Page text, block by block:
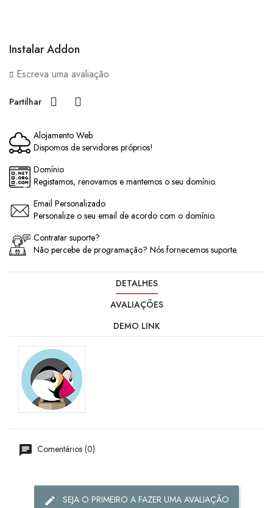
Instalar Addon
Escreva uma avaliação
Partilhar
Alojamento Web
Dispomos de servidores próprios!
Domínio
Registamos, renovamos e mantemos o seu domínio.
Email Personalizado
Personalize o seu email de acordo com o domínio.
Contratar suporte?
Não percebe de programação? Nós fornecemos suporte.
DETALHES
AVALIAÇÕES
DEMO LINK
Comentários (0)
SEJA O PRIMEIRO A FAZER UMA AVALIAÇÃO